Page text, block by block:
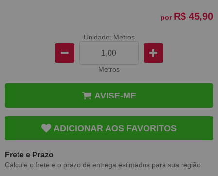
por R$ 45,90
Unidade: Metros
Metros
AVISE-ME
ADICIONAR AOS FAVORITOS
Frete e Prazo
Calcule o frete e o prazo de entrega estimados para sua região: